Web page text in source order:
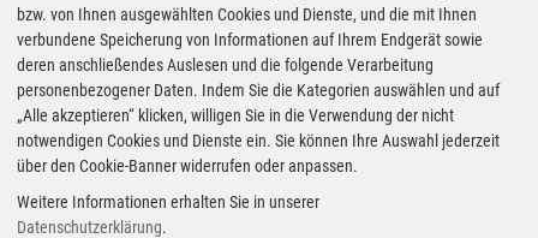
bzw. von Ihnen ausgewählten Cookies und Dienste, und die mit Ihnen
verbundene Speicherung von Informationen auf Ihrem Endgerät sowie
deren anschließendes Auslesen und die folgende Verarbeitung
personenbezogener Daten. Indem Sie die Kategorien auswählen und auf
„Alle akzeptieren“ klicken, willigen Sie in die Verwendung der nicht
notwendigen Cookies und Dienste ein. Sie können Ihre Auswahl jederzeit
über den Cookie-Banner widerrufen oder anpassen.
Weitere Informationen erhalten Sie in unserer
Datenschutzerklärung.